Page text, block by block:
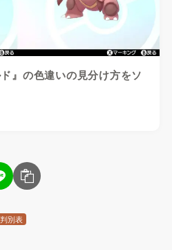
』の色違いの見分け方をソ
別表